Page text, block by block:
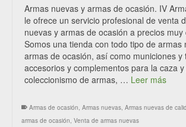
Armas nuevas y armas de ocasión. IV
le ofrece un servicio profesional de venta
nuevas y armas de ocasión a precios muy
Somos una tienda con todo tipo de armas
armas de ocasión, así como municiones y
accesorios y complementos para la caza
coleccionismo de armas, … Leer más
Armas de ocasión, Armas nuevas, Armas nuevas de
armas de ocasión, Venta de armas nuevas